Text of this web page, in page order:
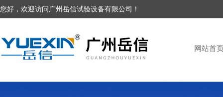
您好，欢迎访问广州岳信试验设备有限公司！
网站首